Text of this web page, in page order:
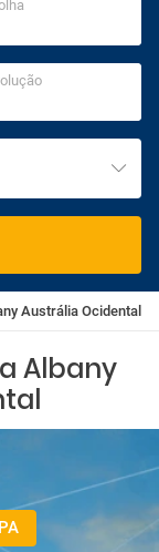
Austrália Ocidental
Albany